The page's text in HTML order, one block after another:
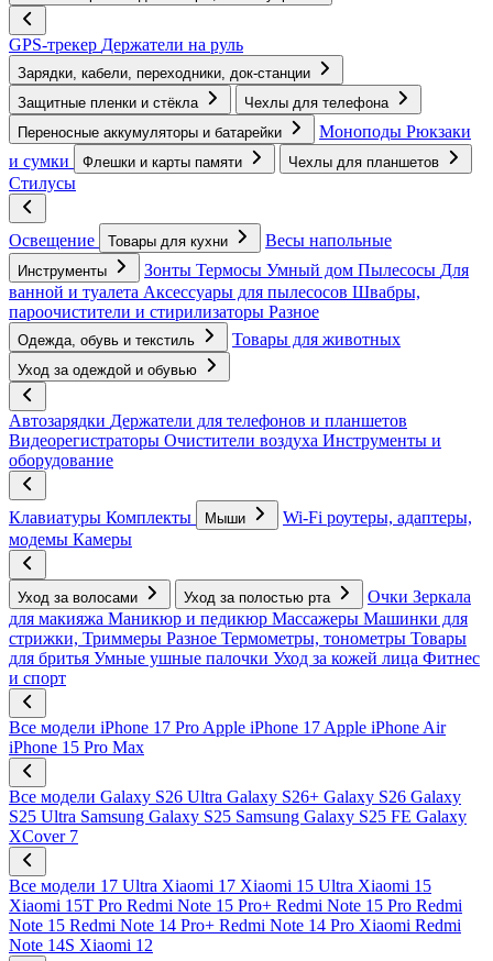
GPS-трекер Держатели на руль
Зарядки, кабели, переходники, док-станции
Защитные пленки и стёкла
Чехлы для телефона
Переносные аккумуляторы и батарейки
Моноподы Рюкзаки
и сумки
Флешки и карты памяти Чехлы для планшетов
Стилусы
Освещение Товары для кухни Весы напольные
Инструменты Зонты Термосы Умный дом Пылесосы Для
ванной и туалета Аксессуары для пылесосов Швабры,
пароочистители и стирилизаторы Разное
Одежда, обувь и текстиль Товары для животных
Уход за одеждой и обувью
Автозарядки Держатели для телефонов и планшетов
Видеорегистраторы Очистители воздуха Инструменты и
оборудование
Клавиатуры Комплекты Мыши
Wi-Fi роутеры, адаптеры,
модемы Камеры
Уход за волосами Уход за полостью рта Очки Зеркала
для макияжа Маникюр и педикюр Массажеры Машинки для
стрижки, Триммеры Разное Термометры, тонометры Товары
для бритья Умные ушные палочки Уход за кожей лица Фитнес
и спорт
Все модели iPhone 17 Pro Apple iPhone 17 Apple iPhone Air
iPhone 15 Pro Max
Все модели Galaxy S26 Ultra Galaxy S26+ Galaxy S26 Galaxy
S25 Ultra Samsung Galaxy S25 Samsung Galaxy S25 FE Galaxy
XCover 7
Все модели 17 Ultra Xiaomi 17 Xiaomi 15 Ultra Xiaomi 15
Xiaomi 15T Pro Redmi Note 15 Pro+ Redmi Note 15 Pro Redmi
Note 15 Redmi Note 14 Pro+ Redmi Note 14 Pro Xiaomi Redmi
Note 14S Xiaomi 12